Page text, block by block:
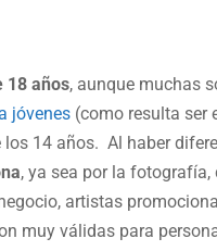
18 años, aunque muchas
jóvenes (como resulta ser
los 14 años. Al haber
, ya sea por la
artistas
muy válidas para